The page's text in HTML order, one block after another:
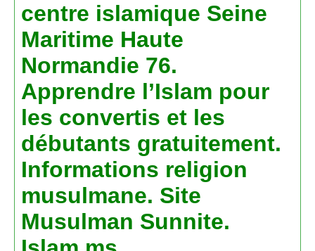
centre islamique Seine
Maritime Haute
Normandie 76.
Apprendre l’Islam pour
les convertis et les
débutants gratuitement.
Informations religion
musulmane. Site
Musulman Sunnite.